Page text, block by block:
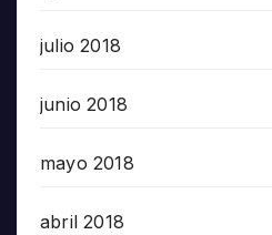
julio 2018
junio 2018
mayo 2018
abril 2018